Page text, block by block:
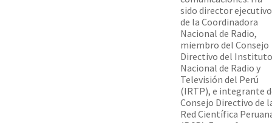
sido director ejecutivo
de la Coordinadora
Nacional de Radio,
miembro del Consejo
Directivo del Instituto
Nacional de Radio y
Televisión del Perú
(IRTP), e integrante
Consejo Directivo de
Red Científica